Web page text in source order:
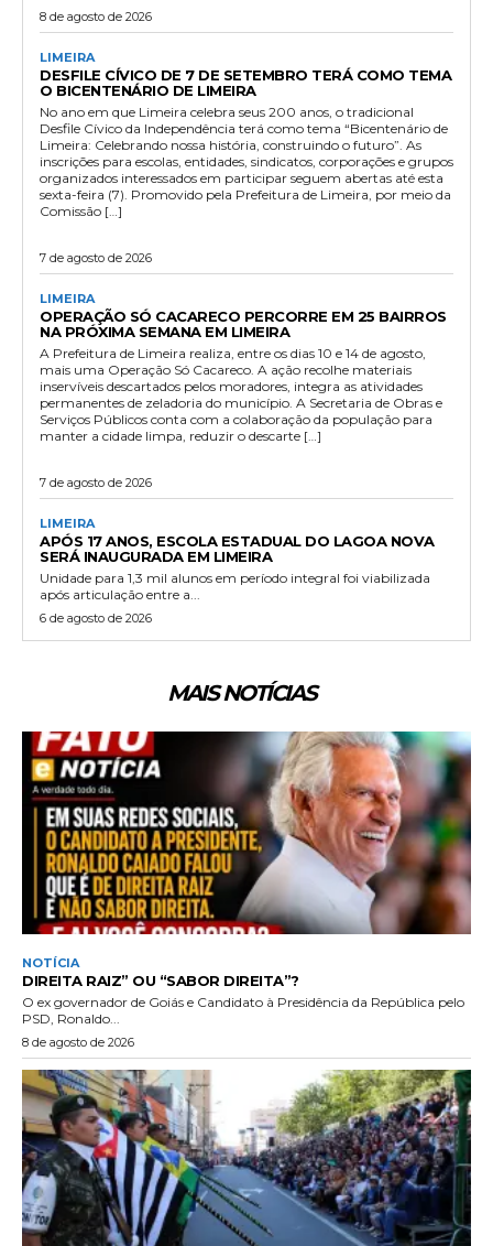
8 de agosto de 2026
LIMEIRA
DESFILE CÍVICO DE 7 DE SETEMBRO TERÁ COMO TEMA
O BICENTENÁRIO DE LIMEIRA
No ano em que Limeira celebra seus 200 anos, o tradicional
Desfile Cívico da Independência terá como tema “Bicentenário de
Limeira: Celebrando nossa história, construindo o futuro”. As
inscrições para escolas, entidades, sindicatos, corporações e grupos
organizados interessados em participar seguem abertas até esta
sexta-feira (7). Promovido pela Prefeitura de Limeira, por meio da
Comissão […]
7 de agosto de 2026
LIMEIRA
OPERAÇÃO SÓ CACARECO PERCORRE EM 25 BAIRROS
NA PRÓXIMA SEMANA EM LIMEIRA
A Prefeitura de Limeira realiza, entre os dias 10 e 14 de agosto,
mais uma Operação Só Cacareco. A ação recolhe materiais
inservíveis descartados pelos moradores, integra as atividades
permanentes de zeladoria do município. A Secretaria de Obras e
Serviços Públicos conta com a colaboração da população para
manter a cidade limpa, reduzir o descarte […]
7 de agosto de 2026
LIMEIRA
APÓS 17 ANOS, ESCOLA ESTADUAL DO LAGOA NOVA
SERÁ INAUGURADA EM LIMEIRA
Unidade para 1,3 mil alunos em período integral foi viabilizada
após articulação entre a...
6 de agosto de 2026
MAIS NOTÍCIAS
NOTÍCIA
DIREITA RAIZ” OU “SABOR DIREITA”?
O ex governador de Goiás e Candidato à Presidência da República pelo
PSD, Ronaldo...
8 de agosto de 2026